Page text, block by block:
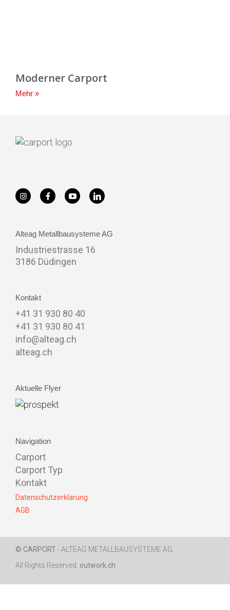
Moderner Carport
Mehr »
Alteag Metallbausysteme AG
Industriestrasse 16
3186 Düdingen
Kontakt
+41 31 930 80 40
+41 31 930 80 41
info@alteag.ch
alteag.ch
Aktuelle Flyer
Navigation
Carport
Carport Typ
Kontakt
Datenschutzerklärung
AGB
© CARPORT- ALTEAG METALLBAUSYSTEME AG.
All Rights Reserved. outwork.ch